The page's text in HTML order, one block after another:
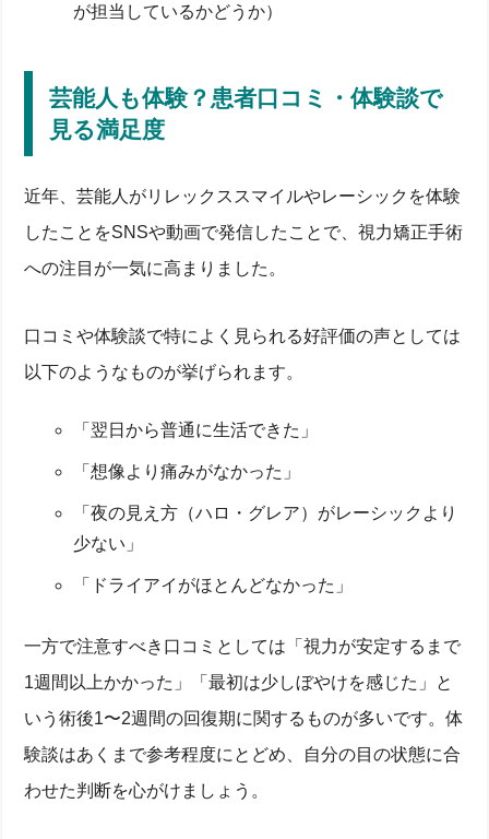
が担当しているかどうか）
芸能人も体験？患者口コミ・体験談で
見る満足度
近年、芸能人がリレックススマイルやレーシックを体験
したことをSNSや動画で発信したことで、視力矯正手術
への注目が一気に高まりました。
口コミや体験談で特によく見られる好評価の声としては
以下のようなものが挙げられます。
「翌日から普通に生活できた」
「想像より痛みがなかった」
「夜の見え方（ハロ・グレア）がレーシックより
少ない」
「ドライアイがほとんどなかった」
一方で注意すべき口コミとしては「視力が安定するまで
1週間以上かかった」「最初は少しぼやけを感じた」と
いう術後1〜2週間の回復期に関するものが多いです。体
験談はあくまで参考程度にとどめ、自分の目の状態に合
わせた判断を心がけましょう。